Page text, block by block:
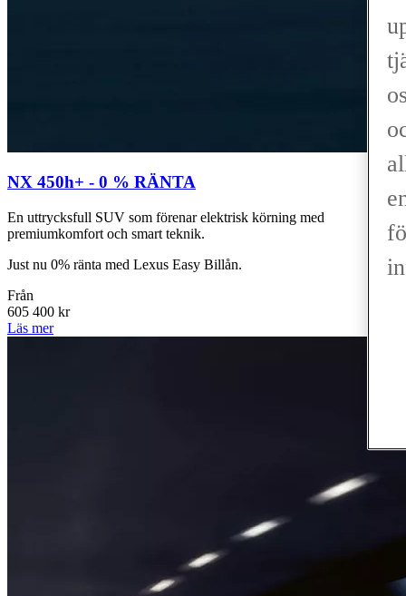
NX 450h+ - 0 % RÄNTA
En uttrycksfull SUV som förenar elektrisk körning med
premiumkomfort och smart teknik.
Just nu 0% ränta med Lexus Easy Billån.
Från
605 400 kr
Läs mer